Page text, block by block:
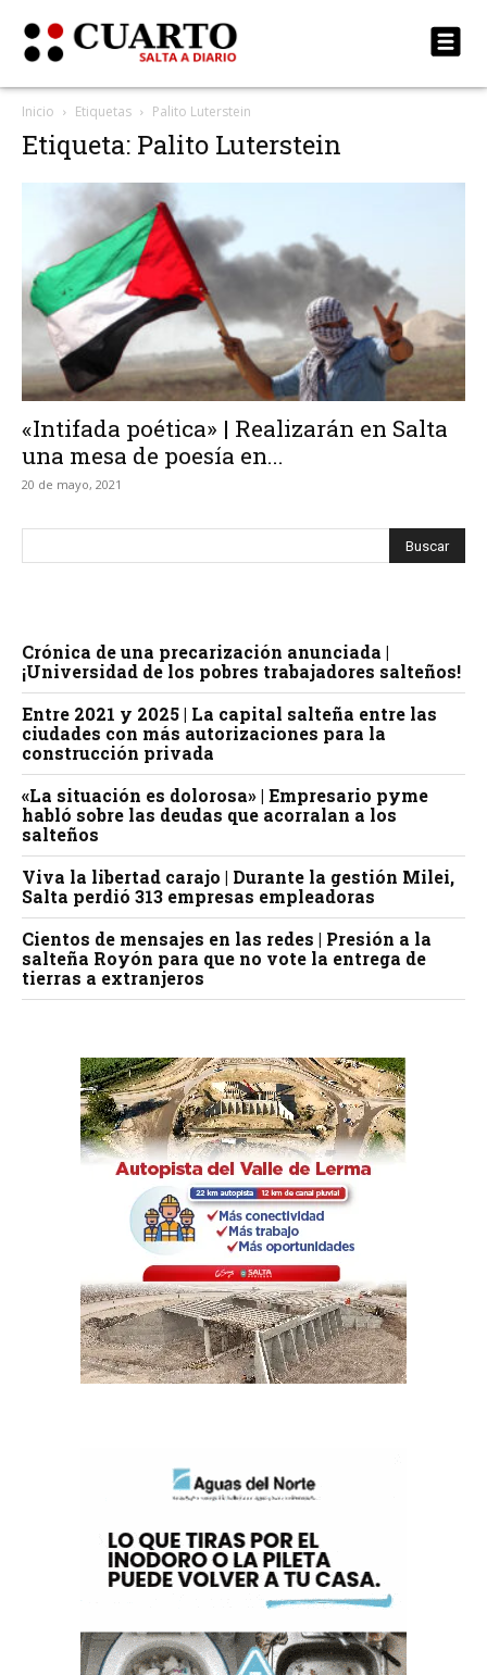
Inicio Etiquetas Palito Luterstein
Etiqueta: Palito Luterstein
«Intifada poética» | Realizarán en Salta
una mesa de poesía en...
20 de mayo, 2021
Crónica de una precarización anunciada |
¡Universidad de los pobres trabajadores salteños!
Entre 2021 y 2025 | La capital salteña entre las
ciudades con más autorizaciones para la
construcción privada
«La situación es dolorosa» | Empresario pyme
habló sobre las deudas que acorralan a los
salteños
Viva la libertad carajo | Durante la gestión Milei,
Salta perdió 313 empresas empleadoras
Cientos de mensajes en las redes | Presión a la
salteña Royón para que no vote la entrega de
tierras a extranjeros